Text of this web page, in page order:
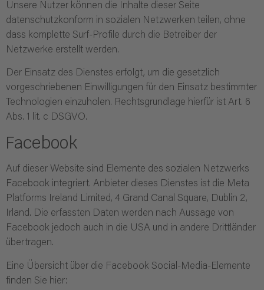
Unsere Nutzer können die Inhalte dieser Seite
datenschutzkonform in sozialen Netzwerken teilen, ohne
dass komplette Surf-Profile durch die Betreiber der
Netzwerke erstellt werden.
Der Einsatz des Dienstes erfolgt, um die gesetzlich
vorgeschriebenen Einwilligungen für den Einsatz bestimmter
Technologien einzuholen. Rechtsgrundlage hierfür ist Art. 6
Abs. 1 lit. c DSGVO.
Facebook
Auf dieser Website sind Elemente des sozialen Netzwerks
Facebook integriert. Anbieter dieses Dienstes ist die Meta
Platforms Ireland Limited, 4 Grand Canal Square, Dublin 2,
Irland. Die erfassten Daten werden nach Aussage von
Facebook jedoch auch in die USA und in andere Drittländer
übertragen.
Eine Übersicht über die Facebook Social-Media-Elemente
finden Sie hier: